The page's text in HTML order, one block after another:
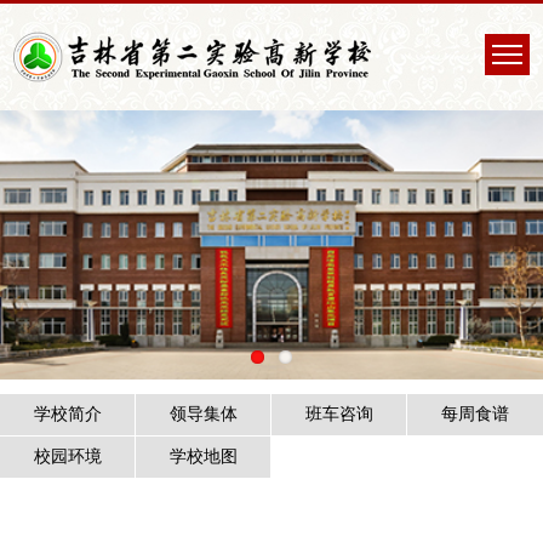
学校简介 领导集体 班车咨询 每周食谱
校园环境 学校地图